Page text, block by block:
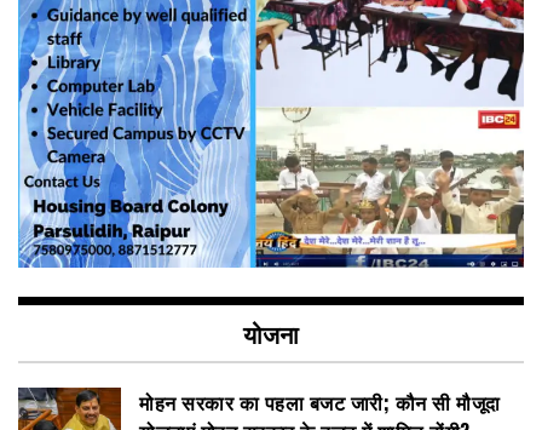
योजना
मोहन सरकार का पहला बजट जारी; कौन सी मौजूदा